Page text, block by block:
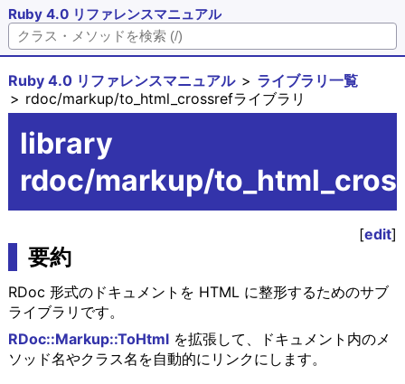
Ruby 4.0 リファレンスマニュアル
Ruby 4.0 リファレンスマニュアル
ライブラリ一覧
rdoc/markup/to_html_crossrefライブラリ
library
rdoc/markup/
[edit]
要約
RDoc 形式のドキュメントを HTML に整形するためのサブ
ライブラリです。
RDoc::Markup::ToHtmlを拡張して、ドキュメント内のメ
ソッド名やクラス名を自動的にリンクにします。